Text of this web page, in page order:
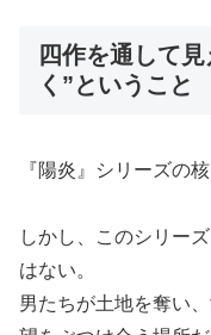
四作を通して
く”ということ
『陽炎』シリーズの
しかし、このシリー
はない。
男たちが土地を奪い